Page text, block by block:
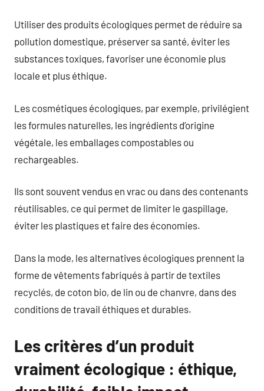
Utiliser des produits écologiques permet de réduire sa
pollution domestique, préserver sa santé, éviter les
substances toxiques, favoriser une économie plus
locale et plus éthique.
Les cosmétiques écologiques, par exemple, privilégient
les formules naturelles, les ingrédients d’origine
végétale, les emballages compostables ou
rechargeables.
Ils sont souvent vendus en vrac ou dans des contenants
réutilisables, ce qui permet de limiter le gaspillage,
éviter les plastiques et faire des économies.
Dans la mode, les alternatives écologiques prennent la
forme de vêtements fabriqués à partir de textiles
recyclés, de coton bio, de lin ou de chanvre, dans des
conditions de travail éthiques et durables.
Les critères d’un produit
vraiment écologique : éthique,